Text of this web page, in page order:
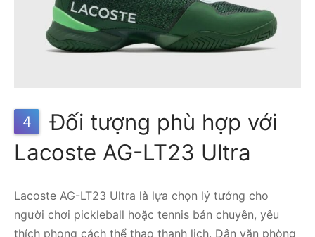
4
Đối tượng phù hợp với
Lacoste AG-LT23 Ultra
Lacoste AG-LT23 Ultra là lựa chọn lý tưởng cho
người chơi pickleball hoặc tennis bán chuyên, yêu
thích phong cách thể thao thanh lịch. Dân văn phòng